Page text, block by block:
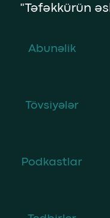
"Təfəkkürün
Abunəlik
Tövsiyələr
Podkastlar